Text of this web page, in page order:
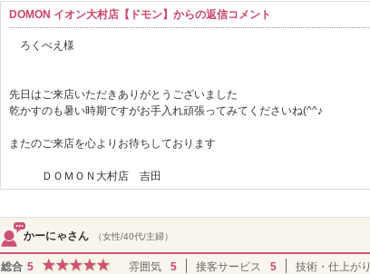
DOMON イオン大村店【ドモン】からの返信コメント
ろくべえ様
先日はご来店いただきありがとうございました
乾かすのも暑い時期ですがお手入れ頑張ってみてくださいね(^^♪
またのご来店を心よりお待ちしております
ＤＯＭＯＮ大村店 吉田
かーにゃさん （女性/40代/主婦）
総合 5 雰囲気 5 接客サービス 5 技術・仕上がり